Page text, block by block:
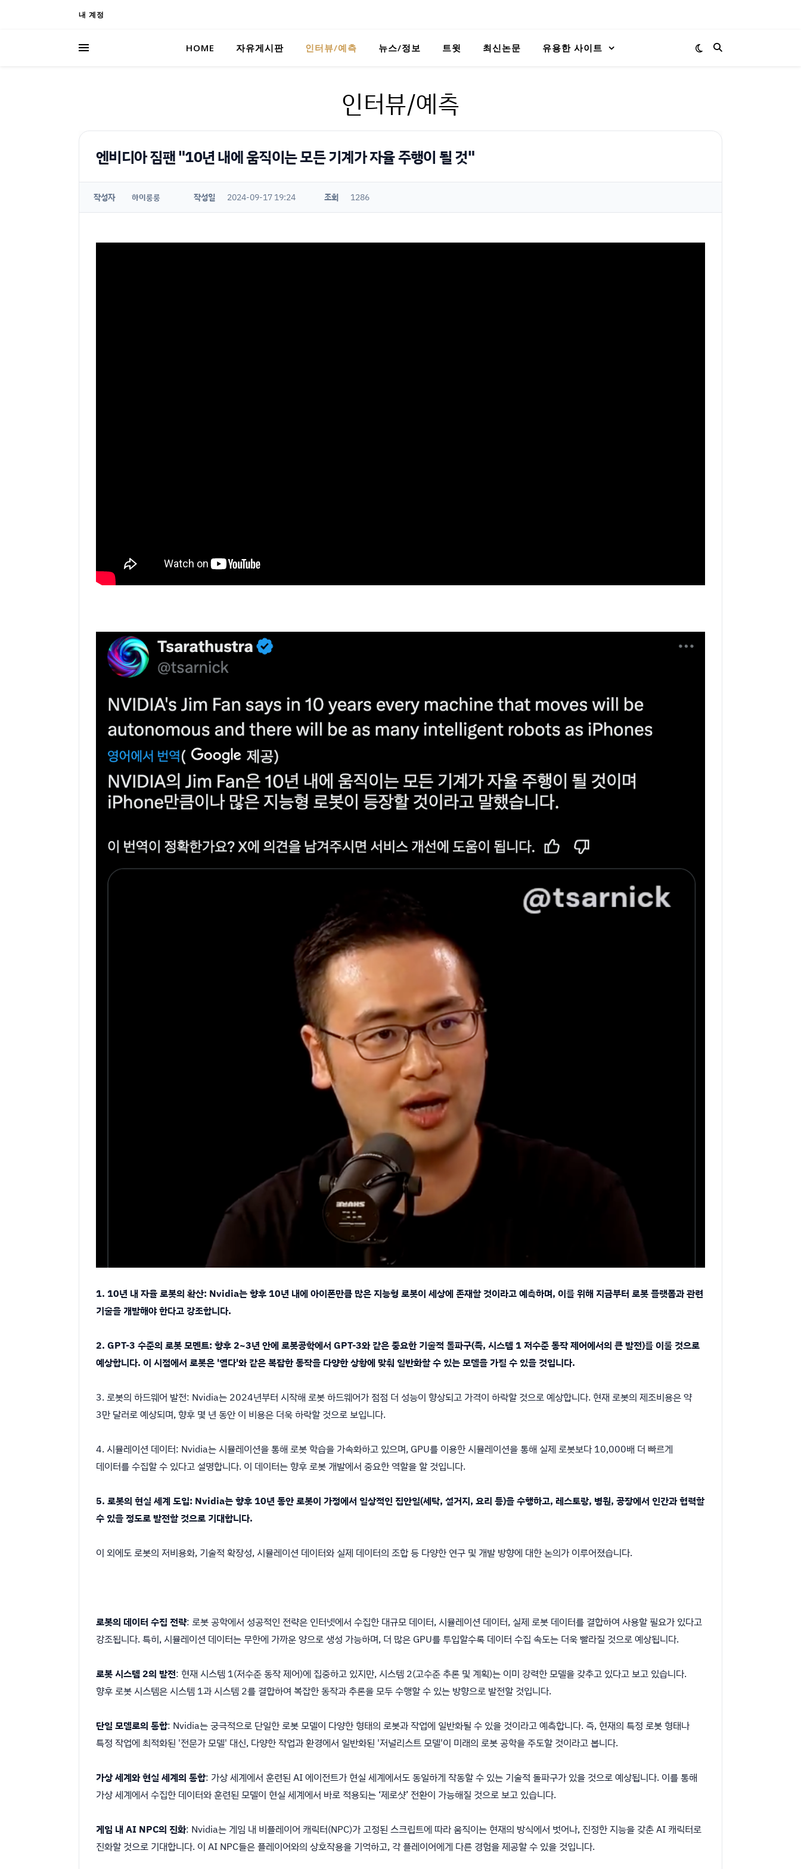
내 계정
HOME 자유게시판 인터뷰/예측 뉴스/정보 트윗 최신논문 유용한 사이트
인터뷰/예측
엔비디아 짐팬 "10년 내에 움직이는 모든 기계가 자율 주행이 될 것"
작성자 하이룽룽 작성일 2024-09-17 19:24 조회 1286
1. 10년 내 자율 로봇의 확산: Nvidia는 향후 10년 내에 아이폰만큼 많은 지능형 로봇이 세상에 존재할 것이라고 예측하며, 이를 위해 지금부터 로봇 플랫폼과 관련
기술을 개발해야 한다고 강조합니다.
2. GPT-3 수준의 로봇 모멘트: 향후 2~3년 안에 로봇공학에서 GPT-3와 같은 중요한 기술적 돌파구(즉, 시스템 1 저수준 동작 제어에서의 큰 발전)를 이룰 것으로
예상합니다. 이 시점에서 로봇은 '열다'와 같은 복잡한 동작을 다양한 상황에 맞춰 일반화할 수 있는 모델을 가질 수 있을 것입니다.
3. 로봇의 하드웨어 발전: Nvidia는 2024년부터 시작해 로봇 하드웨어가 점점 더 성능이 향상되고 가격이 하락할 것으로 예상합니다. 현재 로봇의 제조비용은 약
3만 달러로 예상되며, 향후 몇 년 동안 이 비용은 더욱 하락할 것으로 보입니다.
4. 시뮬레이션 데이터: Nvidia는 시뮬레이션을 통해 로봇 학습을 가속화하고 있으며, GPU를 이용한 시뮬레이션을 통해 실제 로봇보다 10,000배 더 빠르게
데이터를 수집할 수 있다고 설명합니다. 이 데이터는 향후 로봇 개발에서 중요한 역할을 할 것입니다.
5. 로봇의 현실 세계 도입: Nvidia는 향후 10년 동안 로봇이 가정에서 일상적인 집안일(세탁, 설거지, 요리 등)을 수행하고, 레스토랑, 병원, 공장에서 인간과 협력할
수 있을 정도로 발전할 것으로 기대합니다.
이 외에도 로봇의 저비용화, 기술적 확장성, 시뮬레이션 데이터와 실제 데이터의 조합 등 다양한 연구 및 개발 방향에 대한 논의가 이루어졌습니다.
로봇의 데이터 수집 전략: 로봇 공학에서 성공적인 전략은 인터넷에서 수집한 대규모 데이터, 시뮬레이션 데이터, 실제 로봇 데이터를 결합하여 사용할 필요가 있다고
강조됩니다. 특히, 시뮬레이션 데이터는 무한에 가까운 양으로 생성 가능하며, 더 많은 GPU를 투입할수록 데이터 수집 속도는 더욱 빨라질 것으로 예상됩니다.
로봇 시스템 2의 발전: 현재 시스템 1(저수준 동작 제어)에 집중하고 있지만, 시스템 2(고수준 추론 및 계획)는 이미 강력한 모델을 갖추고 있다고 보고 있습니다.
향후 로봇 시스템은 시스템 1과 시스템 2를 결합하여 복잡한 동작과 추론을 모두 수행할 수 있는 방향으로 발전할 것입니다.
단일 모델로의 통합: Nvidia는 궁극적으로 단일한 로봇 모델이 다양한 형태의 로봇과 작업에 일반화될 수 있을 것이라고 예측합니다. 즉, 현재의 특정 로봇 형태나
특정 작업에 최적화된 '전문가 모델' 대신, 다양한 작업과 환경에서 일반화된 '저널리스트 모델'이 미래의 로봇 공학을 주도할 것이라고 봅니다.
가상 세계와 현실 세계의 통합: 가상 세계에서 훈련된 AI 에이전트가 현실 세계에서도 동일하게 작동할 수 있는 기술적 돌파구가 있을 것으로 예상됩니다. 이를 통해
가상 세계에서 수집한 데이터와 훈련된 모델이 현실 세계에서 바로 적용되는 ‘제로샷’ 전환이 가능해질 것으로 보고 있습니다.
게임 내 AI NPC의 진화: Nvidia는 게임 내 비플레이어 캐릭터(NPC)가 고정된 스크립트에 따라 움직이는 현재의 방식에서 벗어나, 진정한 지능을 갖춘 AI 캐릭터로
진화할 것으로 기대합니다. 이 AI NPC들은 플레이어와의 상호작용을 기억하고, 각 플레이어에게 다른 경험을 제공할 수 있을 것입니다.